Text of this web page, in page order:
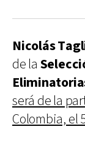
Nicolás
de la
será de la
Colombia, el